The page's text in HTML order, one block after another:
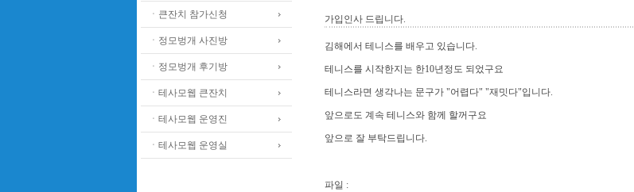
ㆍ큰잔치 참가신청
ㆍ정모벙개 사진방
ㆍ정모벙개 후기방
ㆍ테사모웹 큰잔치
ㆍ테사모웹 운영진
ㆍ테사모웹 운영실
가입인사 드립니다.
김해에서 테니스를 배우고 있습니다.
테니스를 시작한지는 한10년정도 되었구요
테니스라면 생각나는 문구가 "어렵다" "재밋다"입니다.
앞으로도 계속 테니스와 함께 할꺼구요
앞으로 잘 부탁드립니다.
파일 :